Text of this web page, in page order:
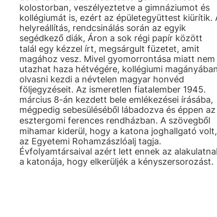
kolostorban, veszélyeztetve a gimnáziumot és
kollégiumát is, ezért az épületegyüttest kiürítik.
helyreállítás, rendcsinálás során az egyik
segédkező diák, Áron a sok régi papír között
talál egy kézzel írt, megsárgult füzetet, amit
magához vesz. Mivel gyomorrontása miatt nem
utazhat haza hétvégére, kollégiumi
olvasni kezdi a névtelen magyar honvéd
följegyzéseit. Az ismeretlen fiatalember 1945.
március 8-án kezdett bele emlékezései írásába,
mégpedig sebesüléséből lábadozva és éppen az
esztergomi ferences rendházban. A szövegből
mihamar kiderül, hogy a katona joghallgató volt,
az Egyetemi Rohamzászlóalj tagja.
Évfolyamtársaival azért lett ennek az
a katonája, hogy elkerüljék a kényszersorozást.